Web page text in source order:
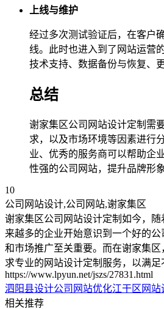
上线与维护
经过多次测试验证后，在客户
线。此时也进入到了网站运营
技术支持、数据备份与恢复、
总结
谢家集区公司网站设计定制需
求，以及市场环境等因素进行
业、优秀的服务商可以帮助企
性强的公司网站，提升品牌形
10
公司网站设计,公司网站,谢家集区
谢家集区公司网站设计定制如今，
来越多的企业开始意识到一个好的
和市场推广至关重要。而在谢家集
求专业的网站设计定制服务，以满足
https://www.lpyun.net/jszs/27831.html
泗阳县设计公司网站优化江干区网站
相关推荐